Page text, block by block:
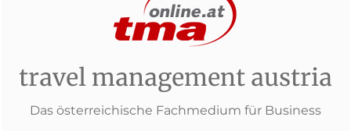
travel management austria
Das österreichische Fachmedium für Business